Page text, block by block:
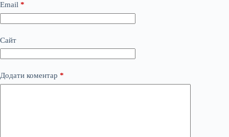
Email *
Сайт
Додати коментар *